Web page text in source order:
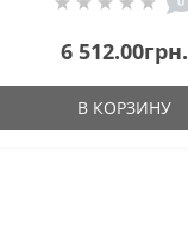
6 512.00грн.
В КОРЗИНУ